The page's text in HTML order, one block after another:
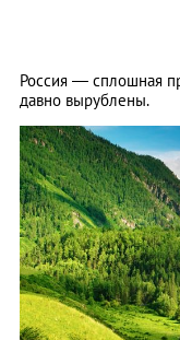
Россия — сплошная
давно вырублены.